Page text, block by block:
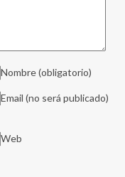
Nombre(obligatorio)
Email (no será publicado)
Web